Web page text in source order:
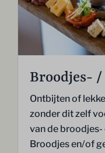
Broodjes- /
Ontbijten of
zonder dit zelf
van de
Broodjes en/of